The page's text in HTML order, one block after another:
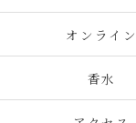
オンライン
香水